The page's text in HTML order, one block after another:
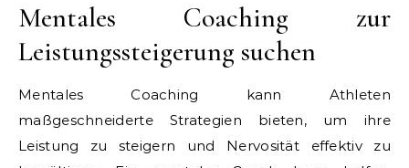
Mentales Coaching zur
Leistungssteigerung suchen
Mentales Coaching kann Athleten
maßgeschneiderte Strategien bieten, um ihre
Leistung zu steigern und Nervosität effektiv zu